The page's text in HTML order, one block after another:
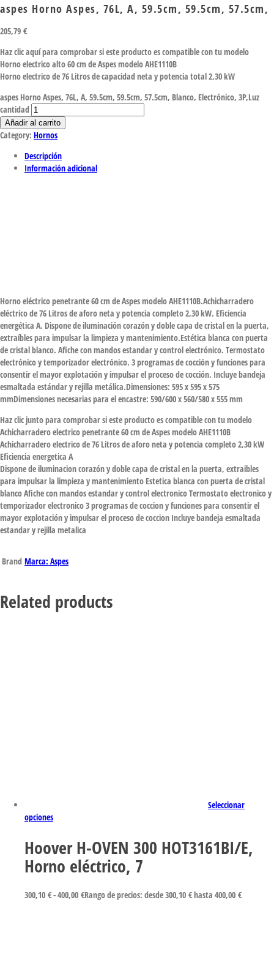
aspes Horno Aspes, 76L, A, 59.5cm, 59.5cm, 57.5cm,
205,79 €
Haz clic aquí para comprobar si este producto es compatible con tu modelo
Horno electrico alto 60 cm de Aspes modelo AHE1110B
Horno electrico de 76 Litros de capacidad neta y potencia total 2,30 kW
aspes Horno Aspes, 76L, A, 59.5cm, 59.5cm, 57.5cm, Blanco, Electrónico, 3P,Luz
cantidad
Añadir al carrito
Category: Hornos
Descripción
Información adicional
Horno eléctrico penetrante 60 cm de Aspes modelo AHE1110B.Achicharradero
eléctrico de 76 Litros de aforo neta y potencia completo 2,30 kW. Eficiencia
energética A. Dispone de iluminación corazón y doble capa de cristal en la puerta,
extraíbles para impulsar la limpieza y mantenimiento.Estética blanca con puerta
de cristal blanco. Afiche con mandos estandar y control electrónico. Termostato
electrónico y temporizador electrónico. 3 programas de cocción y funciones para
consentir el mayor explotación y impulsar el proceso de cocción. Incluye bandeja
esmaltada estándar y rejilla metálica.Dimensiones: 595 x 595 x 575
mmDimensiones necesarias para el encastre: 590/600 x 560/580 x 555 mm
Haz clic junto para comprobar si este producto es compatible con tu modelo
Achicharradero electrico penetrante 60 cm de Aspes modelo AHE1110B
Achicharradero electrico de 76 Litros de aforo neta y potencia completo 2,30 kW
Eficiencia energetica A
Dispone de iluminacion corazón y doble capa de cristal en la puerta, extraibles
para impulsar la limpieza y mantenimiento Estetica blanca con puerta de cristal
blanco Afiche con mandos estandar y control electronico Termostato electronico y
temporizador electronico 3 programas de coccion y funciones para consentir el
mayor explotación y impulsar el proceso de coccion Incluye bandeja esmaltada
estandar y rejilla metalica
Brand Marca: Aspes
Related products
Seleccionar
opciones
Hoover H-OVEN 300 HOT3161BI/E,
Horno eléctrico, 7
300,10 €-400,00 €Rango de precios: desde 300,10 € hasta 400,00 €